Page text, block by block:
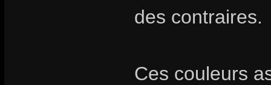
des contraires.
Ces couleurs